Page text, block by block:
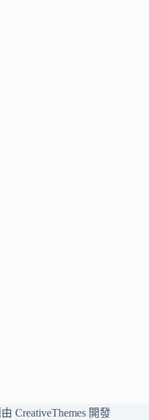
CreativeThemes 開發